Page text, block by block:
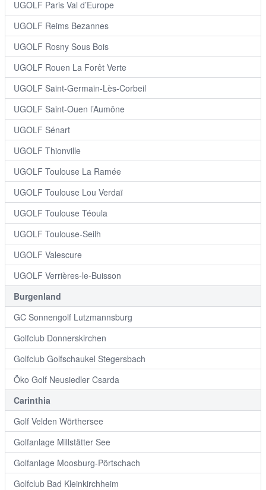
UGOLF Paris Val d’Europe
UGOLF Reims Bezannes
UGOLF Rosny Sous Bois
UGOLF Rouen La Forêt Verte
UGOLF Saint-Germain-Lès-Corbeil
UGOLF Saint-Ouen l’Aumône
UGOLF Sénart
UGOLF Thionville
UGOLF Toulouse La Ramée
UGOLF Toulouse Lou Verdaï
UGOLF Toulouse Téoula
UGOLF Toulouse-Seilh
UGOLF Valescure
UGOLF Verrières-le-Buisson
Burgenland
GC Sonnengolf Lutzmannsburg
Golfclub Donnerskirchen
Golfclub Golfschaukel Stegersbach
Öko Golf Neusiedler Csarda
Carinthia
Golf Velden Wörthersee
Golfanlage Millstätter See
Golfanlage Moosburg-Pörtschach
Golfclub Bad Kleinkirchheim